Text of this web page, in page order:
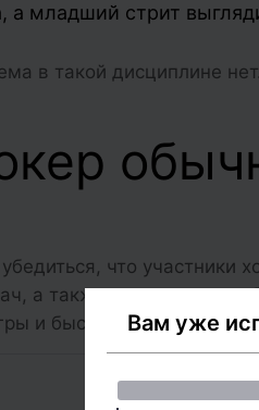
младший стрит
в такой дисциплине
что участники
а также распечатать
и быстрее запомнить
Вам уже